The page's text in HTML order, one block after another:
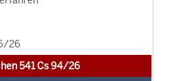
26
541 Cs 94/26